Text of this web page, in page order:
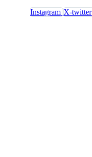
Instagram X-twitter